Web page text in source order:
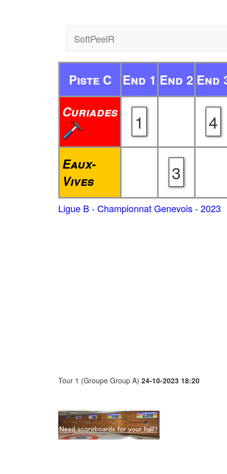
SoftPeelR
Piste C End 1 End 2 End
Curiades
1 4
Eaux-
Vives
3
Ligue B - Championnat Genevois - 2023
Tour 1 (Groupe Group A) 24-10-2023 18:20